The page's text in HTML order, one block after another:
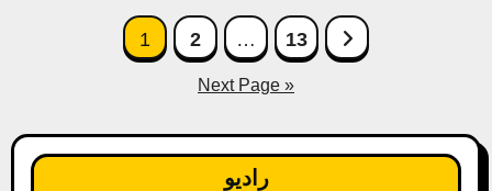
1 2 … 13
Next Page »
راديو